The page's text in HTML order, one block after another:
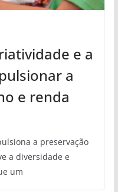
e a
a
e renda
a preservação
a diversidade e
um